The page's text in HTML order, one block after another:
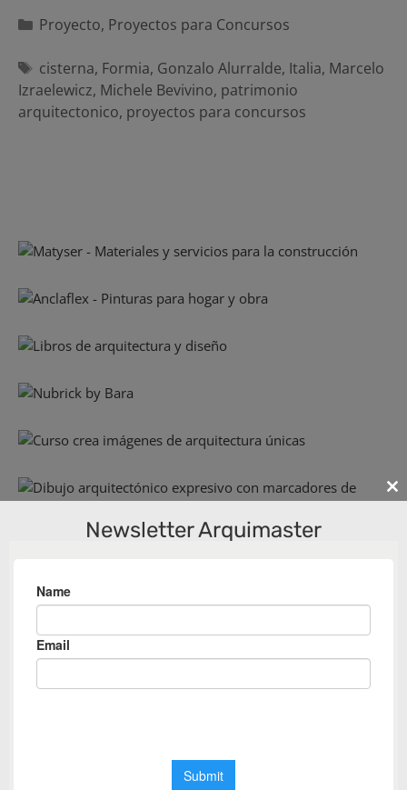
Categorías
Proyecto, Proyectos para Concursos
Etiquetas
cisterna, Formia, Gonzalo Alurralde, Italia, Marcelo
Izraelewicz, Michele Bevivino, patrimonio
arquitectonico, proyectos para concursos
Newsletter Arquimaster